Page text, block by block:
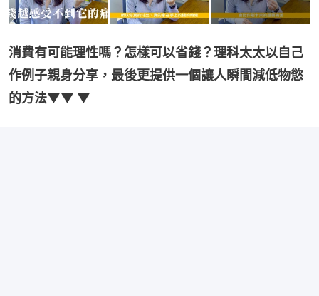
消費有可能理性嗎？怎樣可以省錢？理科太太以自己
作例子親身分享，最後更提供一個讓人瞬間減低物慾
的方法▼▼ ▼